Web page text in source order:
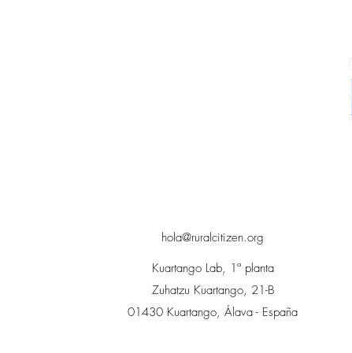
hola@ruralcitizen.org
Kuartango Lab, 1ª planta
Zuhatzu Kuartango, 21-B
01430 Kuartango, Álava - España